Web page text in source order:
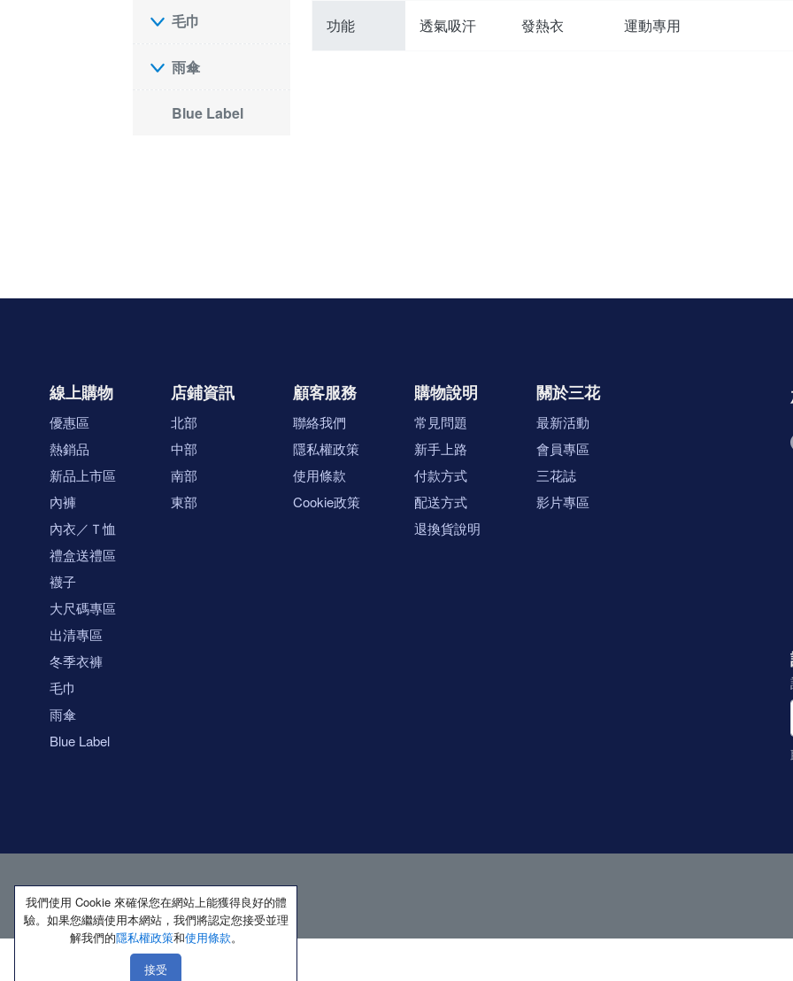
毛巾
雨傘
Blue Label
功能 透氣吸汗 發熱衣 運動專用
線上購物
優惠區
熱銷品
新品上市區
內褲
內衣／Ｔ恤
禮盒送禮區
襪子
大尺碼專區
出清專區
冬季衣褲
毛巾
雨傘
Blue Label
店鋪資訊
北部
中部
南部
東部
顧客服務
聯絡我們
隱私權政策
使用條款
Cookie政策
購物說明
常見問題
新手上路
付款方式
配送方式
退換貨說明
關於三花
最新活動
會員專區
三花誌
影片專區
著作權所有 保留一切權利
我們使用 Cookie 來確保您在網站上能獲得良好的體
驗。如果您繼續使用本網站，我們將認定您接受並理
解我們的隱私權政策和使用條款。
接受